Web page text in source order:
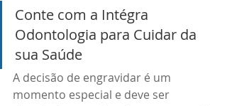
Conte com a Intégra
Odontologia para Cuidar da
sua Saúde
A decisão de engravidar é um
momento especial e deve ser